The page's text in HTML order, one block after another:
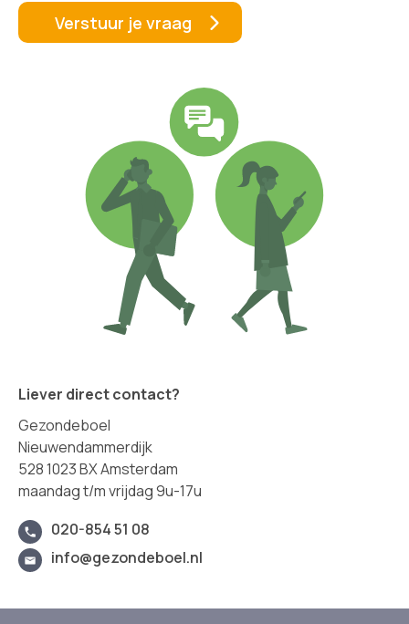
Liever direct contact?
Gezondeboel
Nieuwendammerdijk
528 1023 BX Amsterdam
maandag t/m vrijdag 9u-17u
020-854 51 08
info@gezondeboel.nl